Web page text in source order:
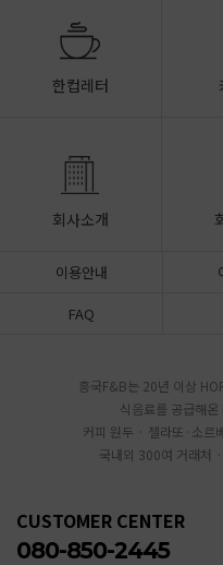
한컵레터
회사소개
이용안내
FAQ
흥국F&B는 20년 이상
식음료를 공급해
커피 원두 · 젤라또·소르
국내외 300여 거래처
CUSTOMER CENTER
080-850-2445